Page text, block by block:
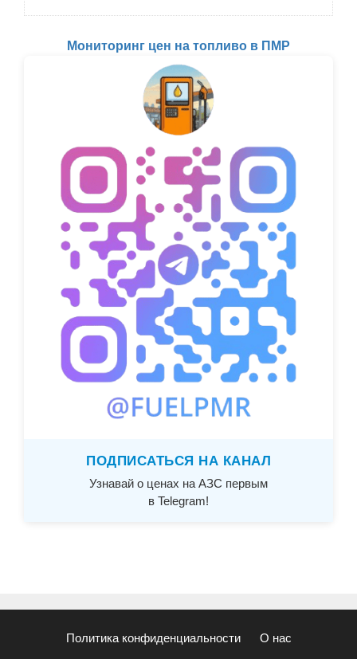
Мониторинг цен на топливо в ПМР
ПОДПИСАТЬСЯ НА КАНАЛ
Узнавай о ценах на АЗС первым
в Telegram!
Политика конфиденциальности О нас